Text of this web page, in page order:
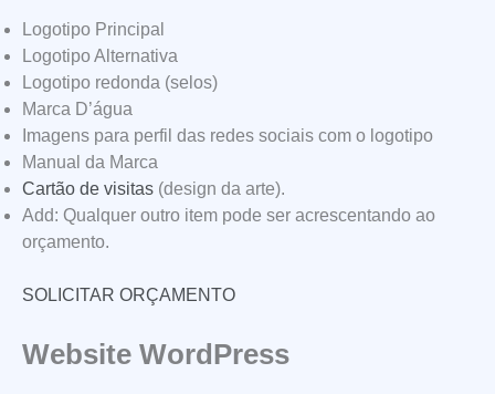
Logotipo Principal
Logotipo Alternativa
Logotipo redonda (selos)
Marca D’água
Imagens para perfil das redes sociais com o logotipo
Manual da Marca
Cartão de visitas (design da arte).
Add: Qualquer outro item pode ser acrescentando ao
orçamento.
SOLICITAR ORÇAMENTO
Website WordPress